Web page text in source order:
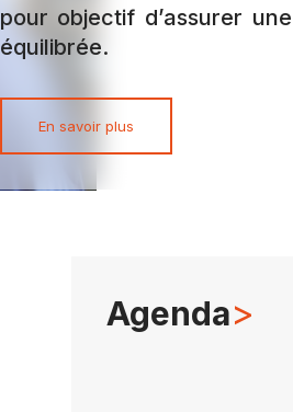
pour objectif d’assurer
équilibrée.
En savoir plus
Agenda>